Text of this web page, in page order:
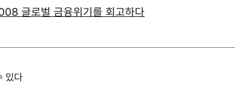
글로벌 금융위기를 회고하다
있다